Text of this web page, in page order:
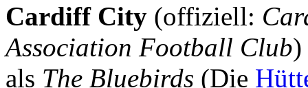
Cardiff City (offiziell:
Association Football Club)
als The Bluebirds (Die